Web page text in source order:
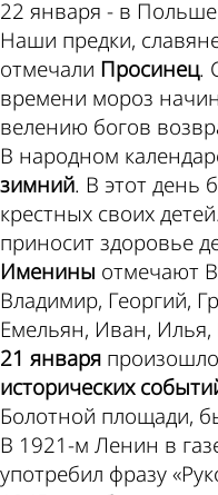
22 января - в
Наши предки,
отмечали Просинец.
времени мороз
велению богов
В народном
зимний. В этот день
крестных своих
приносит здоровье
Именины отмечают
Владимир, Георгий,
Емельян, Иван,
21 января
исторических
Болотной площади,
В 1921-м Ленин в
употребил фразу